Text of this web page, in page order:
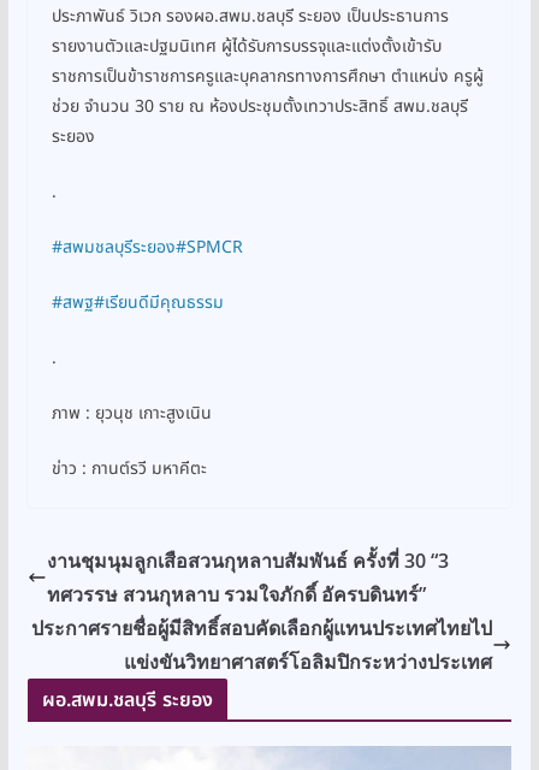
ประภาพันธ์ วิเวก รองผอ.สพม.ชลบุรี ระยอง เป็นประธานการ
รายงานตัวและปฐมนิเทศ ผู้ได้รับการบรรจุและแต่งตั้งเข้ารับ
ราชการเป็นข้าราชการครูและบุคลากรทางการศึกษา ตำแหน่ง ครูผู้
ช่วย จำนวน 30 ราย ณ ห้องประชุมตั้งเทวาประสิทธิ์ สพม.ชลบุรี
ระยอง
.
#สพมชลบุรีระยอง#SPMCR
#สพฐ#เรียนดีมีคุณธรรม
.
ภาพ : ยุวนุช เกาะสูงเนิน
ข่าว : กานต์รวี มหาคีตะ
งานชุมนุมลูกเสือสวนกุหลาบสัมพันธ์ ครั้งที่ 30 “3
ทศวรรษ สวนกุหลาบ รวมใจภักดิ์ อัครบดินทร์”
ประกาศรายชื่อผู้มีสิทธิ์สอบคัดเลือกผู้แทนประเทศไทยไป
แข่งขันวิทยาศาสตร์โอลิมปิกระหว่างประเทศ
ผอ.สพม.ชลบุรี ระยอง